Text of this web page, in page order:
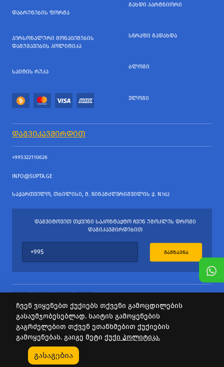
Კატეგორიები Აქციები
ᲓᲐᲑᲠᲣᲜᲔᲑᲘᲡ ᲤᲝᲠᲛᲐ
ᲞᲔᲠᲡᲝᲜᲐᲚᲣᲠᲘ ᲛᲝᲜᲐᲪᲔᲛᲔᲑᲘᲡ
ᲓᲐᲛᲣᲨᲐᲕᲔᲑᲘᲡ ᲞᲝᲚᲘᲢᲘᲙᲐ
ᲡᲐᲘᲢᲘᲡ ᲠᲣᲙᲐ
ᲒᲐᲮᲓᲘ ᲞᲐᲠᲢᲜᲘᲝᲠᲘ
ᲡᲬᲠᲐᲤᲘ ᲒᲐᲓᲐᲮᲓᲐ
ᲑᲚᲝᲒᲘ
ᲕᲚᲝᲒᲘ
ᲓᲐᲒᲕᲘᲙᲐᲕᲨᲘᲠᲓᲘᲗ
+995322110626
INFO@SUPTA.GE
ᲡᲐᲥᲐᲠᲗᲕᲔᲚᲝ, ᲗᲑᲘᲚᲘᲡᲘ, Მ. ᲬᲘᲜᲐᲛᲫᲦᲕᲠᲘᲨᲕᲘᲚᲘᲡ Ქ. N162
ᲓᲐᲒᲕᲘᲢᲝᲕᲔᲗ ᲗᲥᲕᲔᲜᲘ ᲡᲐᲙᲝᲜᲢᲐᲥᲢᲝ ᲩᲕᲔᲜ ᲣᲛᲝᲙᲚᲔᲡ ᲓᲠᲝᲨᲘ
ᲓᲐᲒᲘᲙᲐᲕᲨᲘᲠᲓᲔᲑᲘᲗ
ᲒᲐᲒᲖᲐᲕᲜᲐ
ყველა უფლება დაცულია
საიტის პროვაიდერი Webdoors.ge
ჩვენ ვიყენებთ ქუქიებს თქვენი გამოცდილების
გასაუმჯობესებლად. საიტის გამოყენების
გაგრძელებით თქვენ ეთანხმებით ქუქიების
გამოყენებას. გაიგე მეტი ქუქი პოლიტიკა.
გასაგებია